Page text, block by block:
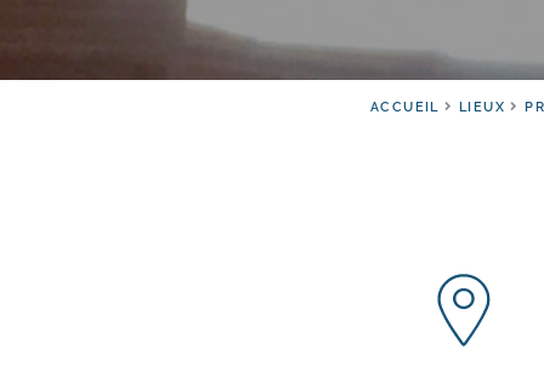
ACCUEIL LIEUX